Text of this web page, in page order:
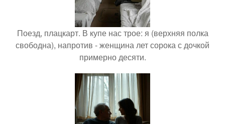
Поезд, плацкарт. В купе нас трое: я (верхняя полка
свободна), напротив - женщина лет сорока с дочкой
примерно десяти.